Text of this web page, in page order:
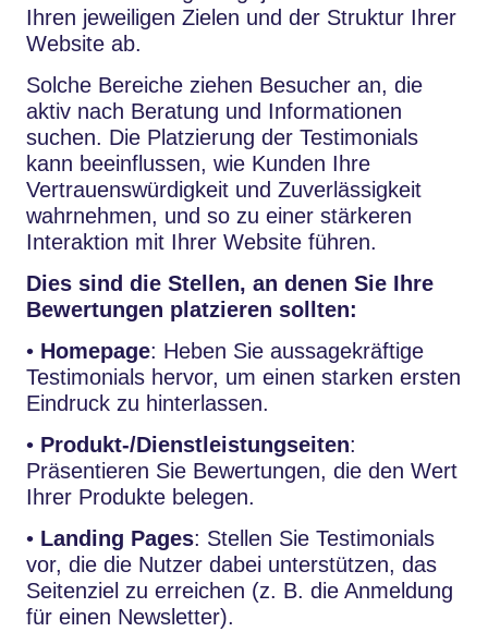
Ihren jeweiligen Zielen und der Struktur Ihrer
Website ab.
Solche Bereiche ziehen Besucher an, die
aktiv nach Beratung und Informationen
suchen. Die Platzierung der Testimonials
kann beeinflussen, wie Kunden Ihre
Vertrauenswürdigkeit und Zuverlässigkeit
wahrnehmen, und so zu einer stärkeren
Interaktion mit Ihrer Website führen.
Dies sind die Stellen, an denen Sie Ihre
Bewertungen platzieren sollten:
• Homepage: Heben Sie aussagekräftige
Testimonials hervor, um einen starken ersten
Eindruck zu hinterlassen.
• Produkt-/Dienstleistungseiten:
Präsentieren Sie Bewertungen, die den Wert
Ihrer Produkte belegen.
• Landing Pages: Stellen Sie Testimonials
vor, die die Nutzer dabei unterstützen, das
Seitenziel zu erreichen (z. B. die Anmeldung
für einen Newsletter).